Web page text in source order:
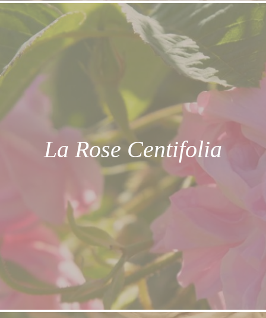
En termes de note olfactive, la rose Centifolia
est d’une subtilité inégalée avec des notes
florales bien sûr, mais aussi miellées.
La Rose Centifolia